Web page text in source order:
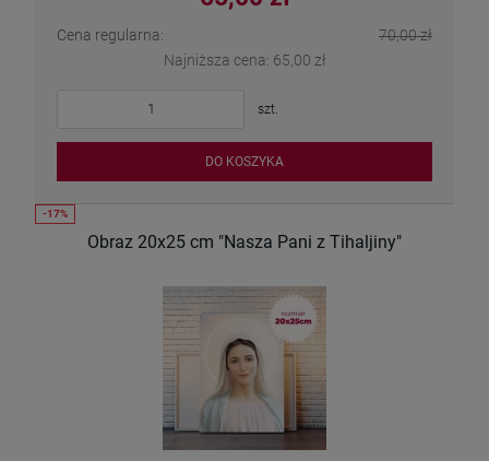
Cena regularna:
70,00 zł
Najniższa cena: 65,00 zł
szt.
DO KOSZYKA
Obraz 20x25 cm "Nasza Pani z Tihaljiny"